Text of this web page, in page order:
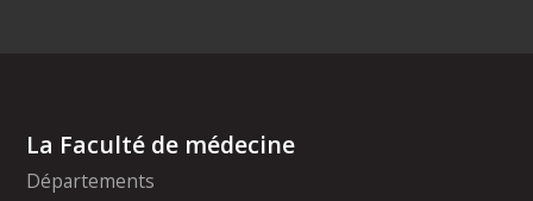
La Faculté de médecine
Départements